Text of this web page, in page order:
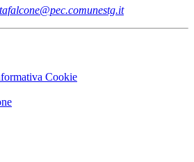
Cookie